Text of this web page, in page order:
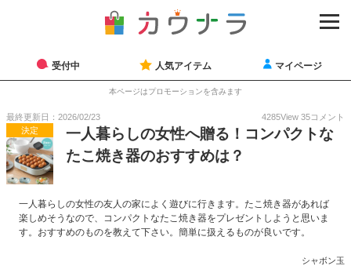
受付中 人気アイテム マイページ
本ページはプロモーションを含みます
最終更新日：2026/02/23 4285View 35コメント
決定
一人暮らしの女性へ贈る！コンパクトな
たこ焼き器のおすすめは？
一人暮らしの女性の友人の家によく遊びに行きます。たこ焼き器があれば
楽しめそうなので、コンパクトなたこ焼き器をプレゼントしようと思いま
す。おすすめのものを教えて下さい。簡単に扱えるものが良いです。
シャボン玉